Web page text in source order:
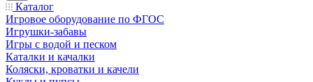
Каталог
Игровое оборудование по ФГОС
Игрушки-забавы
Игры с водой и песком
Каталки и качалки
Коляски, кроватки и качели